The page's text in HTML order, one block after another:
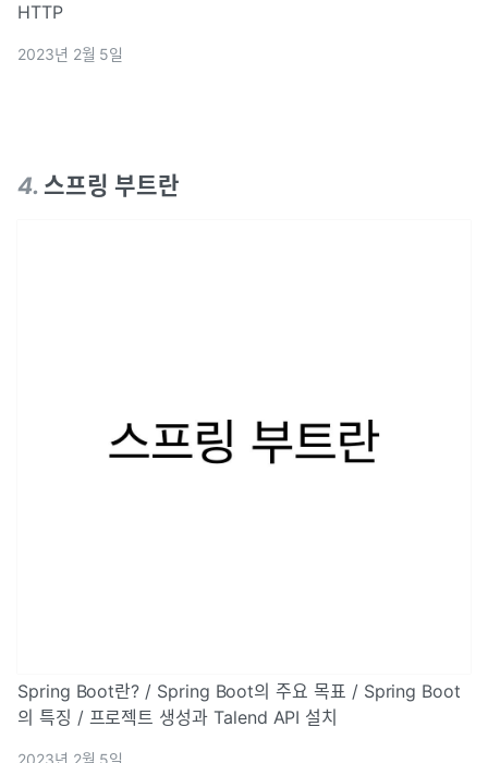
HTTP
2023년 2월 5일
4. 스프링 부트란
Spring Boot란? / Spring Boot의 주요 목표 / Spring Boot
의 특징 / 프로젝트 생성과 Talend API 설치
2023년 2월 5일